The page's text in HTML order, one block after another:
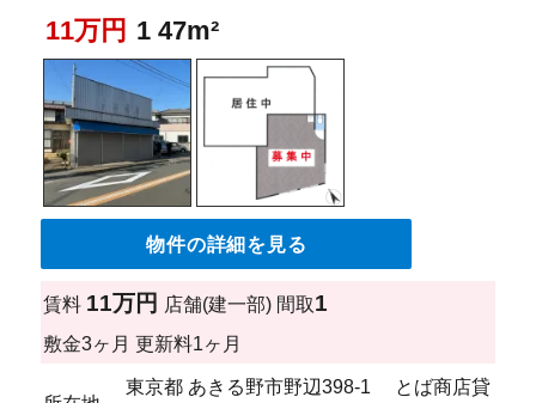
11万円 1 47m²
物件の詳細を見る
賃料 11万円 店舗(建一部) 間取1
敷金3ヶ月 更新料1ヶ月
東京都 あきる野市野辺398-1 とば商店貸